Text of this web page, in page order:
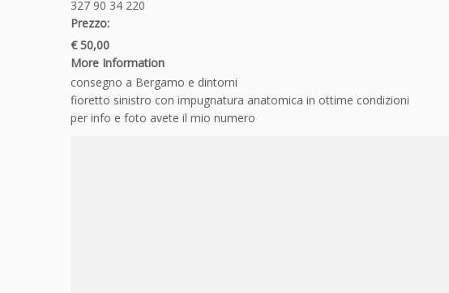
327 90 34 220
Prezzo:
€ 50,00
More Information
consegno a Bergamo e dintorni
fioretto sinistro con impugnatura anatomica in ottime condizioni
per info e foto avete il mio numero